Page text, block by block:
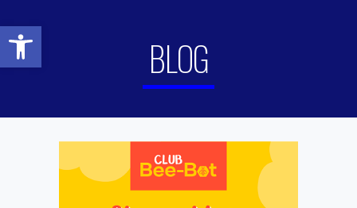
Abrir barra de herramientas
BLOG